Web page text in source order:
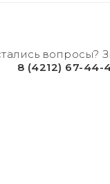
вопросы?
8 (4212) 67-44-